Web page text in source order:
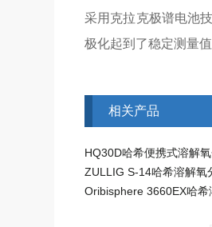
采用克拉克极谱电池
极化起到了稳定测量
相关产品